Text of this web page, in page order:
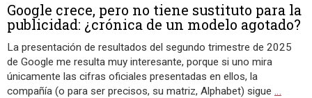
Google crece, pero no tiene sustituto para la
publicidad: ¿crónica de un modelo agotado?
La presentación de resultados del segundo trimestre de 2025
de Google me resulta muy interesante, porque si uno mira
únicamente las cifras oficiales presentadas en ellos, la
compañía (o para ser precisos, su matriz, Alphabet) sigue …